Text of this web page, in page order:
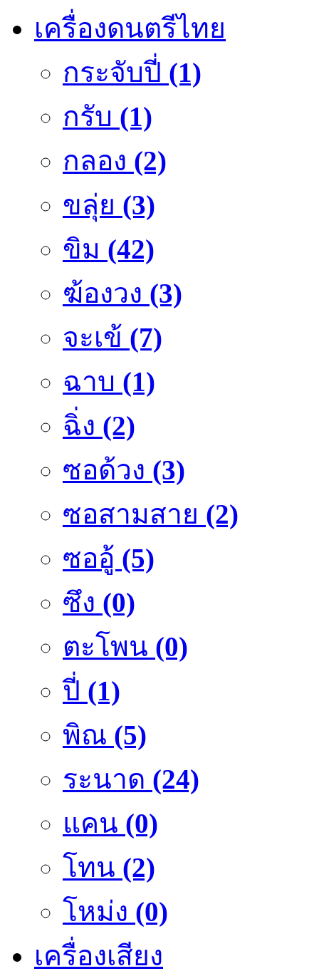
เครื่องดนตรีไทย
กระจับปี่ (1)
กรับ (1)
กลอง (2)
ขลุ่ย (3)
ขิม (42)
ฆ้องวง (3)
จะเข้ (7)
ฉาบ (1)
ฉิ่ง (2)
ซอด้วง (3)
ซอสามสาย (2)
ซออู้ (5)
ซึง (0)
ตะโพน (0)
ปี่ (1)
พิณ (5)
ระนาด (24)
แคน (0)
โทน (2)
โหม่ง (0)
เครื่องเสียง